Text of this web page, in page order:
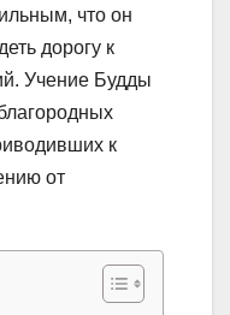
что он
дорогу к
Учение Будды
к
от